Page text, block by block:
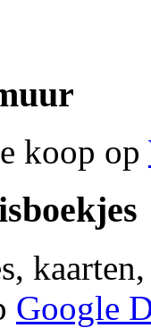
koop op
Google